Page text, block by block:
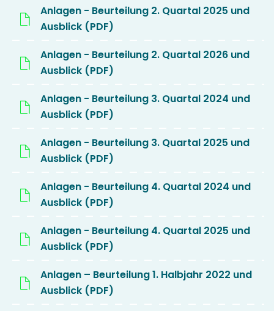
Anlagen - Beurteilung 2. Quartal 2025 und
Ausblick (PDF)
Anlagen - Beurteilung 2. Quartal 2026 und
Ausblick (PDF)
Anlagen - Beurteilung 3. Quartal 2024 und
Ausblick (PDF)
Anlagen - Beurteilung 3. Quartal 2025 und
Ausblick (PDF)
Anlagen - Beurteilung 4. Quartal 2024 und
Ausblick (PDF)
Anlagen - Beurteilung 4. Quartal 2025 und
Ausblick (PDF)
Anlagen – Beurteilung 1. Halbjahr 2022 und
Ausblick (PDF)